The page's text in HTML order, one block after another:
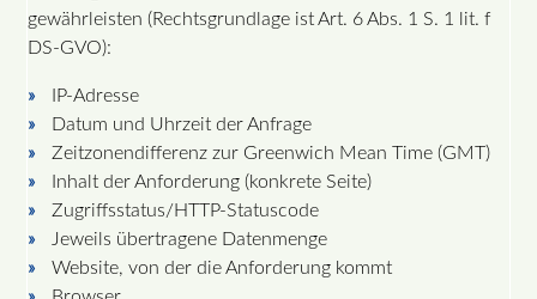
gewährleisten (Rechtsgrundlage ist Art. 6 Abs. 1 S. 1 lit. f
DS-GVO):
IP-Adresse
Datum und Uhrzeit der Anfrage
Zeitzonendifferenz zur Greenwich Mean Time (GMT)
Inhalt der Anforderung (konkrete Seite)
Zugriffsstatus/HTTP-Statuscode
Jeweils übertragene Datenmenge
Website, von der die Anforderung kommt